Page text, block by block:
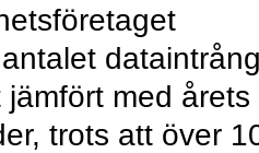
med årets
trots att över